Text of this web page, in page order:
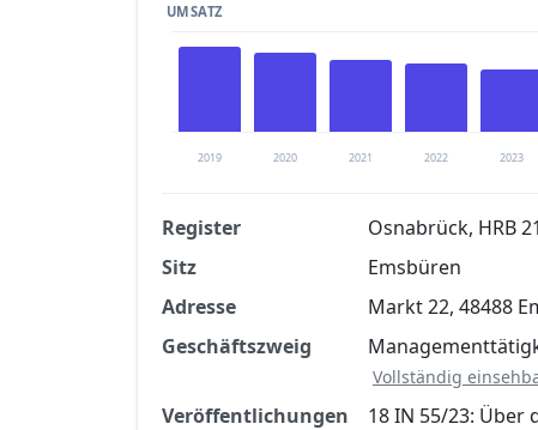
UMSATZ
2019 2020 2021 2022 2023
Finanzkennzahlen nach kostenloser
Jetzt kostenlos
Register
Osnabrück, HRB
Sitz
Emsbüren
Adresse
Markt 22, 48488
Geschäftszweig
Vollständig
Veröffentlichungen
18 IN 55/23: Über